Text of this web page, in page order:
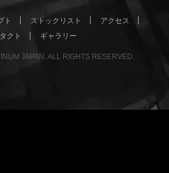
ト ストックリスト
アクセス
クト
ギャラリー
JAPAN. ALL RIGHTS RESERVED.